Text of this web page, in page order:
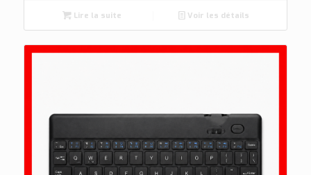
Lire la suite Voir les détails